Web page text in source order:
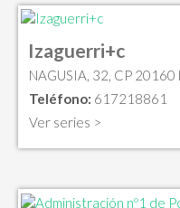
Izaguerri+c
NAGUSIA, 32, CP 20160
Teléfono: 617218861
Ver series >